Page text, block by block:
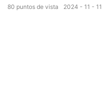
2024 11 11
80 puntos de vista